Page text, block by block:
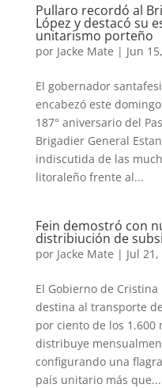
Pullaro recordó al
López y destacó su
unitarismo porteño
por Jacke Mate | Jun
El gobernador
encabezó este
187° aniversario del
Brigadier General
indiscutida de las
litoraleño frente al...
Fein demostró con
distribiución de
por Jacke Mate | Jul
El Gobierno de
destina al transporte
por ciento de los 1.600
distribuye
configurando una
país unitario más que...